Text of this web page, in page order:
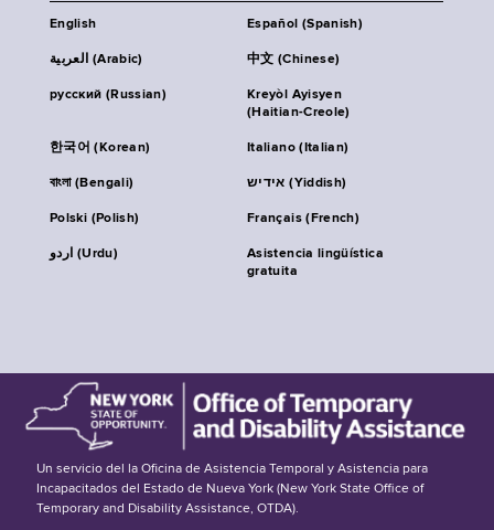
English Español (Spanish)
العربية (Arabic) 中文 (Chinese)
русский (Russian)
Kreyòl Ayisyen
(Haitian-Creole)
한국어 (Korean) Italiano (Italian)
বাংলা (Bengali) אידיש (Yiddish)
Polski (Polish) Français (French)
اردو (Urdu)
Asistencia lingüística
gratuita
Un servicio del la Oficina de Asistencia Temporal y Asistencia para
Incapacitados del Estado de Nueva York (New York State Office of
Temporary and Disability Assistance, OTDA).